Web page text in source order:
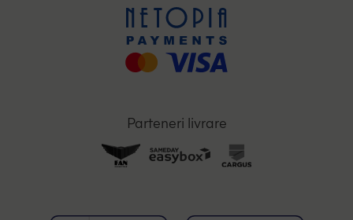
Parteneri livrare